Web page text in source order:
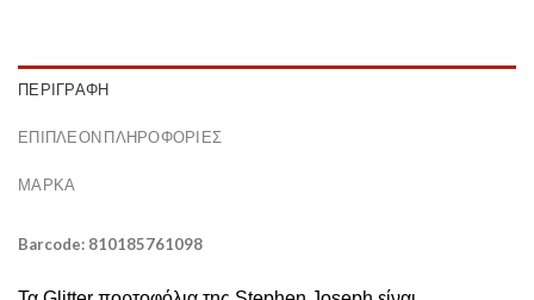
ΠΕΡΙΓΡΑΦΉ
ΕΠΙΠΛΈΟΝ ΠΛΗΡΟΦΟΡΊΕΣ
ΜΆΡΚΑ
Barcode: 810185761098